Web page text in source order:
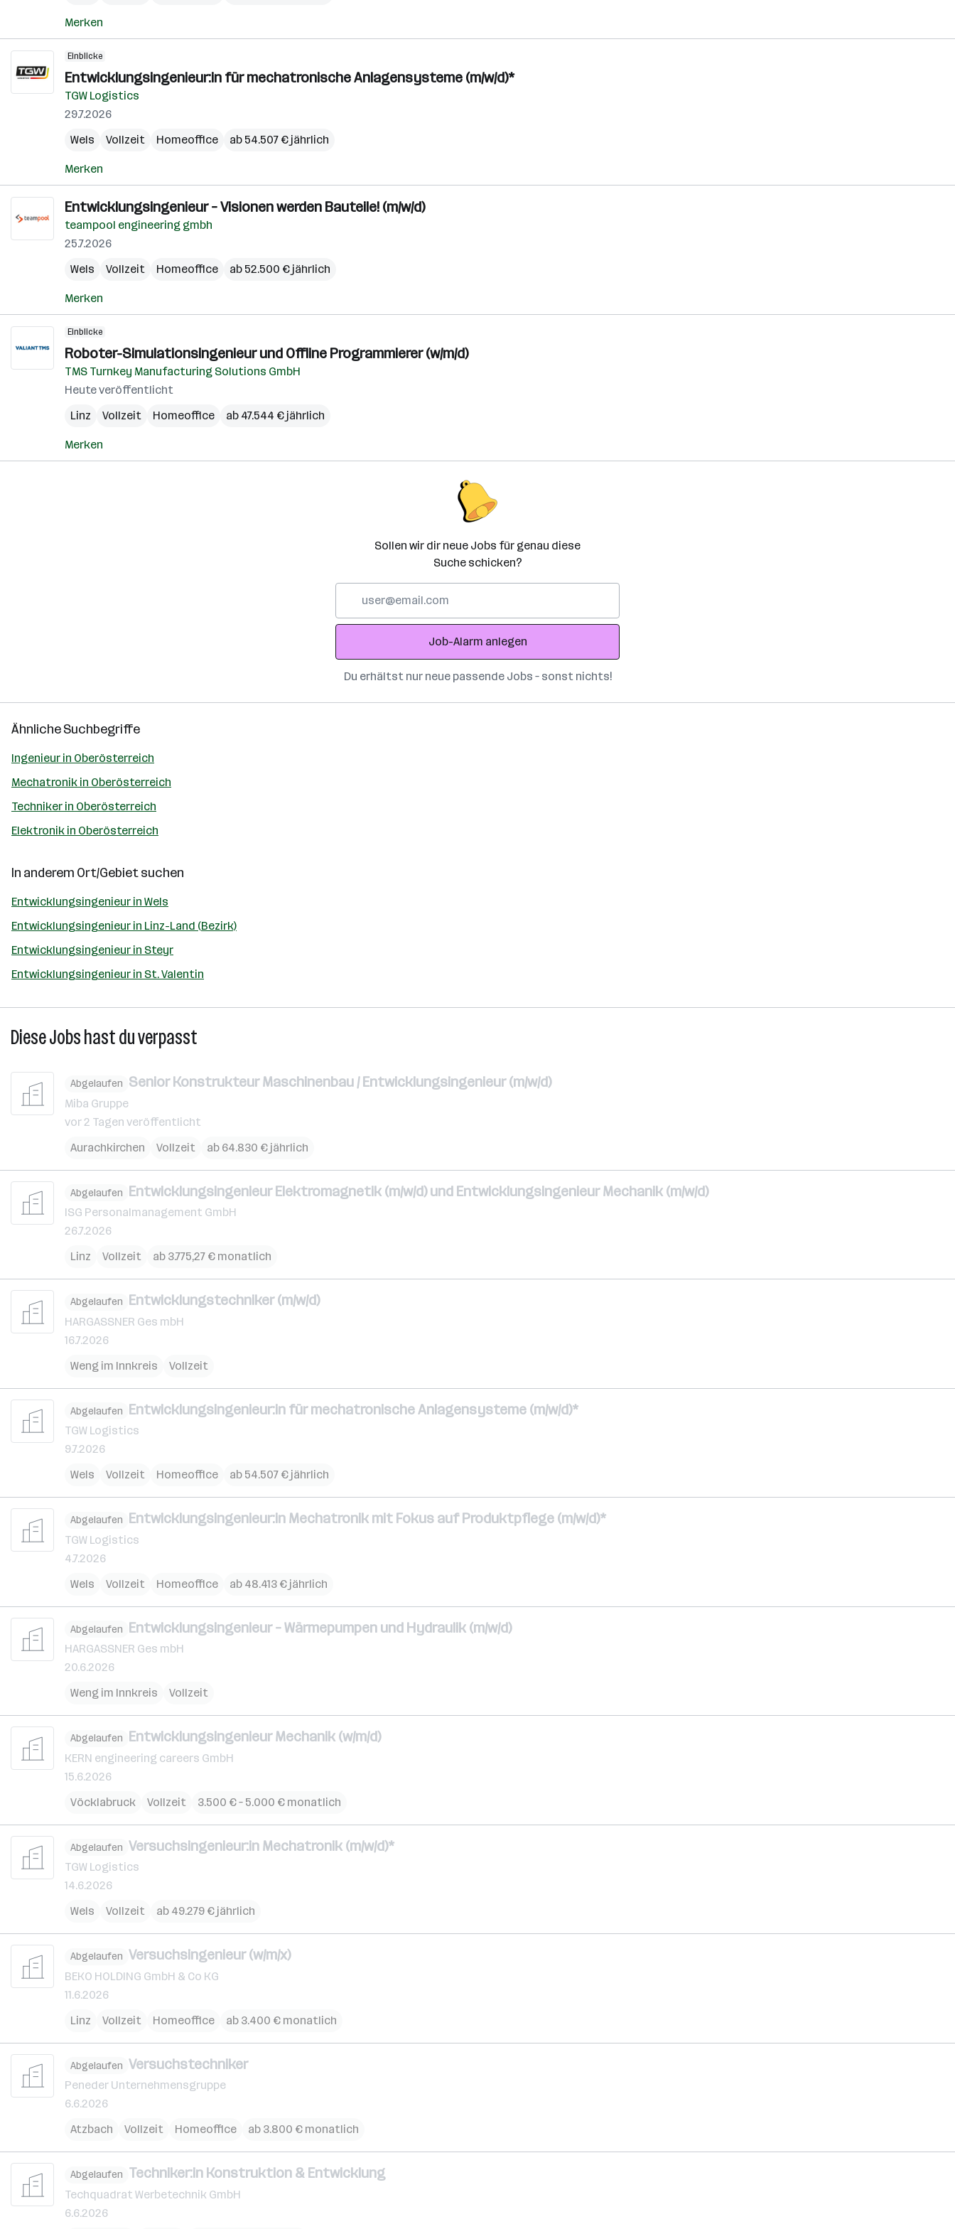
Merken
Einblicke
Entwicklungsingenieur:in für mechatronische Anlagensysteme (m/w/d)*
TGW Logistics
29.7.2026
Wels
Vollzeit Homeoffice ab 54.507 € jährlich
Merken
Entwicklungsingenieur – Visionen werden Bauteile! (m/w/d)
teampool engineering gmbh
25.7.2026
Wels
Vollzeit Homeoffice ab 52.500 € jährlich
Merken
Einblicke
Roboter-Simulationsingenieur und Offline Programmierer (w/m/d)
TMS Turnkey Manufacturing Solutions GmbH
Heute veröffentlicht
Linz
Vollzeit Homeoffice ab 47.544 € jährlich
Merken
Sollen wir dir neue Jobs für genau diese
Suche schicken?
Adresse
Job-Alarm anlegen
Du erhältst nur neue passende Jobs – sonst nichts!
Ähnliche Suchbegriffe
Ingenieur in Oberösterreich
Mechatronik in Oberösterreich
Techniker in Oberösterreich
Elektronik in Oberösterreich
In anderem Ort/Gebiet suchen
Entwicklungsingenieur in Wels
Entwicklungsingenieur in Linz-Land (Bezirk)
Entwicklungsingenieur in Steyr
Entwicklungsingenieur in St. Valentin
Diese Jobs hast du verpasst
Abgelaufen Senior Konstrukteur Maschinenbau / Entwicklungsingenieur (m/w/d)
Miba Gruppe
vor 2 Tagen veröffentlicht
Aurachkirchen
Vollzeit ab 64.830 € jährlich
Abgelaufen Entwicklungsingenieur Elektromagnetik (m/w/d) und Entwicklungsingenieur Mechanik (m/w/d)
ISG Personalmanagement GmbH
26.7.2026
Linz
Vollzeit ab 3.775,27 € monatlich
Abgelaufen Entwicklungstechniker (m/w/d)
HARGASSNER Ges mbH
16.7.2026
Weng im Innkreis
Vollzeit
Abgelaufen Entwicklungsingenieur:in für mechatronische Anlagensysteme (m/w/d)*
TGW Logistics
9.7.2026
Wels
Vollzeit Homeoffice ab 54.507 € jährlich
Abgelaufen Entwicklungsingenieur:in Mechatronik mit Fokus auf Produktpflege (m/w/d)*
TGW Logistics
4.7.2026
Wels
Vollzeit Homeoffice ab 48.413 € jährlich
Abgelaufen Entwicklungsingenieur – Wärmepumpen und Hydraulik (m/w/d)
HARGASSNER Ges mbH
20.6.2026
Weng im Innkreis
Vollzeit
Abgelaufen Entwicklungsingenieur Mechanik (w/m/d)
KERN engineering careers GmbH
15.6.2026
Vöcklabruck
Vollzeit 3.500 € – 5.000 € monatlich
Abgelaufen Versuchsingenieur:in Mechatronik (m/w/d)*
TGW Logistics
14.6.2026
Wels
Vollzeit ab 49.279 € jährlich
Abgelaufen Versuchsingenieur (w/m/x)
BEKO HOLDING GmbH & Co KG
11.6.2026
Linz
Vollzeit Homeoffice ab 3.400 € monatlich
Abgelaufen Versuchstechniker
Peneder Unternehmensgruppe
6.6.2026
Atzbach
Vollzeit Homeoffice ab 3.800 € monatlich
Abgelaufen Techniker:in Konstruktion & Entwicklung
Techquadrat Werbetechnik GmbH
6.6.2026